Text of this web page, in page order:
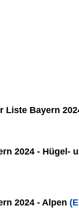
Liste Bayern
2024 - Hügel-
2024 - Alpen